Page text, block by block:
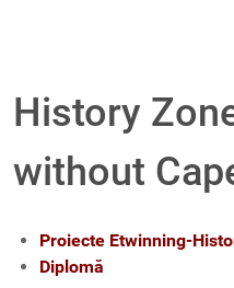
History
without
Proiecte Etwinning-
Diplomă